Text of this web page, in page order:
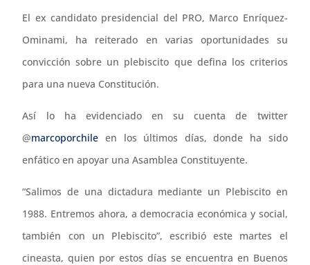
El ex candidato presidencial del PRO, Marco Enríquez-
Ominami, ha reiterado en varias oportunidades su
convicción sobre un plebiscito que defina los criterios
para una nueva Constitución.
Así lo ha evidenciado en su cuenta de twitter
@marcoporchile en los últimos días, donde ha sido
enfático en apoyar una Asamblea Constituyente.
“Salimos de una dictadura mediante un Plebiscito en
1988. Entremos ahora, a democracia económica y social,
también con un Plebiscito”, escribió este martes el
cineasta, quien por estos días se encuentra en Buenos